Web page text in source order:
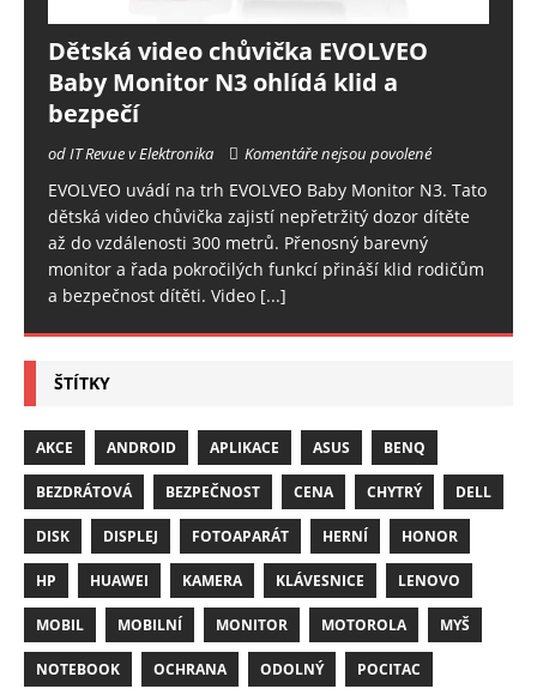
Dětská video chůvička EVOLVEO
Baby Monitor N3 ohlídá klid a
bezpečí
od IT Revue v Elektronika Komentáře nejsou povolené
EVOLVEO uvádí na trh EVOLVEO Baby Monitor N3. Tato
dětská video chůvička zajistí nepřetržitý dozor dítěte
až do vzdálenosti 300 metrů. Přenosný barevný
monitor a řada pokročilých funkcí přináší klid rodičům
a bezpečnost dítěti. Video [...]
ŠTÍTKY
AKCE ANDROID APLIKACE ASUS BENQ
BEZDRÁTOVÁ BEZPEČNOST CENA CHYTRÝ DELL
DISK DISPLEJ FOTOAPARÁT HERNÍ HONOR
HP HUAWEI KAMERA KLÁVESNICE LENOVO
MOBIL MOBILNÍ MONITOR MOTOROLA MYŠ
NOTEBOOK OCHRANA ODOLNÝ POCITAC